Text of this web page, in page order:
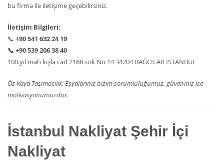
bu firma ile iletişime geçebilirsiniz.
İletişim Bilgileri:
📞 +90 541 632 24 19
📞 +90 539 206 38 40
100.yıl mah kışla cad 2168.sok No 14 34204 BAĞCILAR İSTANBUL
Öz Kaya Taşımacılık: Eşyalarınız bizim sorumluluğumuz, güveniniz ise
motivasyonumuzdur.
İstanbul Nakliyat Şehir İçi
Nakliyat